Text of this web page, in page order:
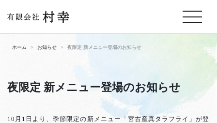
ホーム お知らせ 夜限定 新メニュー登場のお知らせ
夜限定 新メニュー登場のお知らせ
10月1日より、季節限定の新メニュー「宮古産真タラフライ」が登